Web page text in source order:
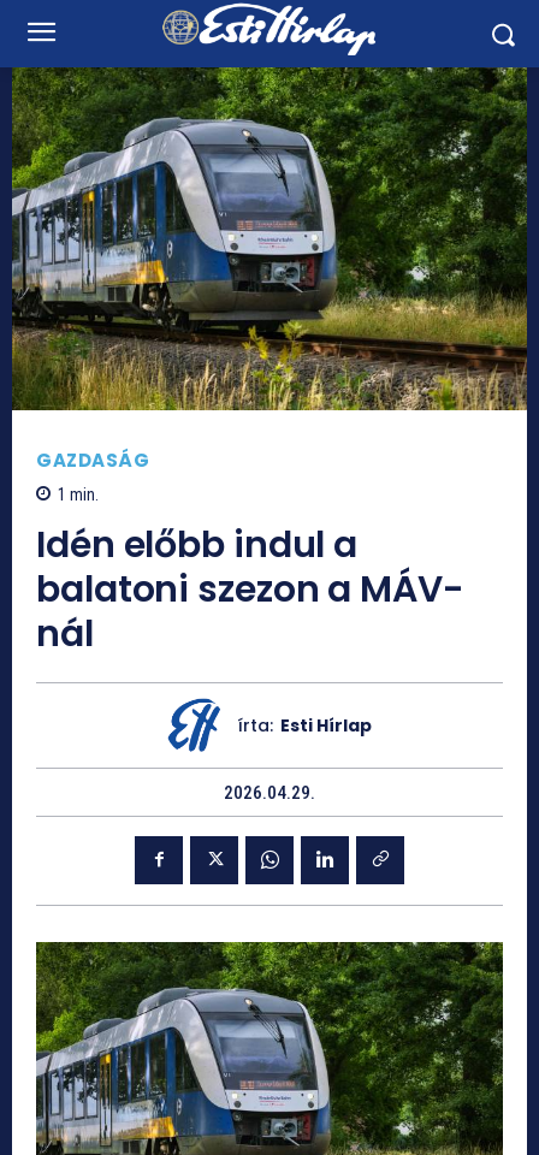
GAZDASÁG
1 min.
Idén előbb indul a
balatoni szezon a MÁV-
nál
írta: Esti Hírlap
2026.04.29.